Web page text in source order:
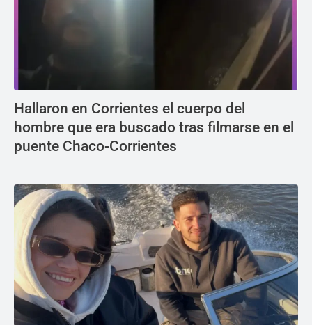
Hallaron en Corrientes el cuerpo del
hombre que era buscado tras filmarse en el
puente Chaco-Corrientes